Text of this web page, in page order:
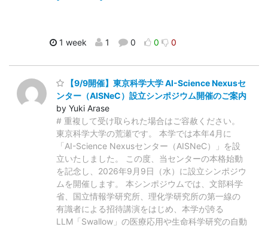
1 week 1 0 0 0
【9/9開催】東京科学大学 AI-Science Nexusセ
ンター（AISNeC）設立シンポジウム開催のご案内
by Yuki Arase
# 重複して受け取られた場合はご容赦ください。
東京科学大学の荒瀬です。 本学では本年4月に
「AI-Science Nexusセンター（AISNeC）」を設
立いたしました。 この度、当センターの本格始動
を記念し、2026年9月9日（水）に設立シンポジウ
ムを開催します。 本シンポジウムでは、文部科学
省、国立情報学研究所、理化学研究所の第一線の
有識者による招待講演をはじめ、本学が誇る
LLM「Swallow」の医療応用や生命科学研究の自動